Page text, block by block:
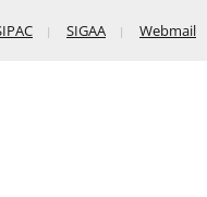
SIGAA Webmail